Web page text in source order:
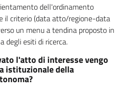
dell'ordinamento
il criterio (data atto/regione-data
un menu a tendina proposto in
degli esiti di ricerca.
l'atto di interesse vengo
istituzionale della